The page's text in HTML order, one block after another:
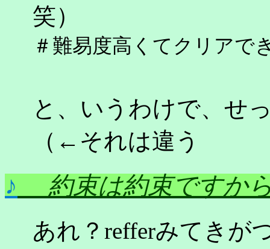
笑）
＃難易度高くてクリアで
と、いうわけで、せ
（←それは違う
♪ 約束は約束です
あれ？refferみてきが